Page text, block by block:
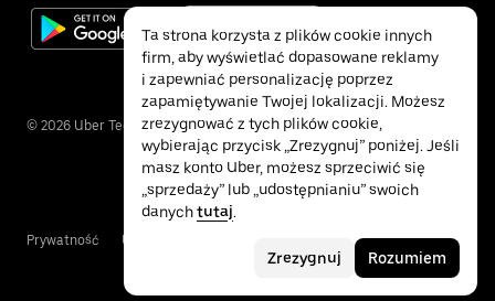
© 2026 Uber Technologies Inc.
Prywatność Ułatwienia dostępu
Ta strona korzysta z plików cookie innych
firm, aby wyświetlać dopasowane reklamy
i zapewniać personalizację poprzez
zapamiętywanie Twojej lokalizacji. Możesz
zrezygnować z tych plików cookie,
wybierając przycisk „Zrezygnuj” poniżej. Jeśli
masz konto Uber, możesz sprzeciwić się
„sprzedaży” lub „udostępnianiu” swoich
danychtutaj.
Zrezygnuj Rozumiem